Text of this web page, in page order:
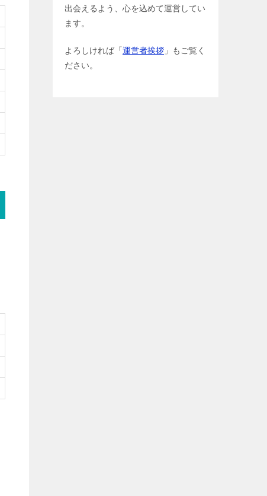
出会えるよう、心を込めて運営してい
ます。
よろしければ「運営者挨拶 」もご覧く
ださい。